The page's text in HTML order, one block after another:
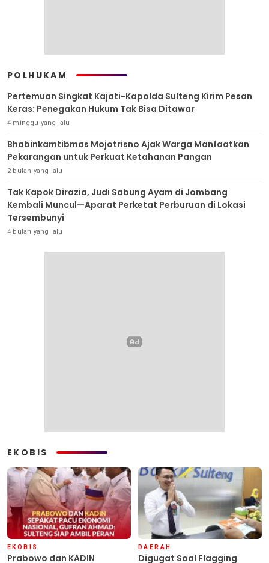
POLHUKAM
Pertemuan Singkat Kajati-Kapolda Sulteng Kirim Pesan
Keras: Penegakan Hukum Tak Bisa Ditawar
4 minggu yang lalu
Bhabinkamtibmas Mojotrisno Ajak Warga Manfaatkan
Pekarangan untuk Perkuat Ketahanan Pangan
2 bulan yang lalu
Tak Kapok Dirazia, Judi Sabung Ayam di Jombang
Kembali Muncul—Aparat Perketat Perburuan di Lokasi
Tersembunyi
4 bulan yang lalu
EKOBIS
EKOBIS
Prabowo dan KADIN
DAERAH
Digugat Soal Flagging